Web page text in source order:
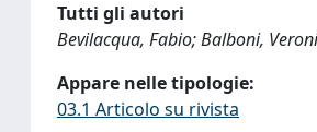
Tutti gli autori
Bevilacqua, Fabio; Balboni,
Appare nelle tipologie:
03.1 Articolo su rivista